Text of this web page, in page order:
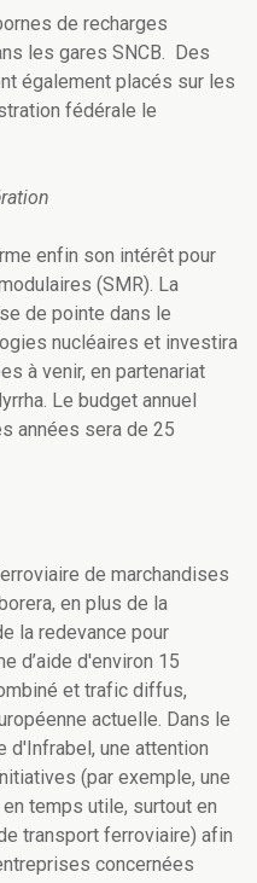
de recharges
les gares SNCB. Des
également placés sur les
fédérale le
enfin son intérêt pour
(SMR). La
de pointe dans le
nucléaires et investira
à venir, en partenariat
Le budget annuel
années sera de 25
de marchandises
en plus de la
la redevance pour
d’aide d'environ 15
et trafic diffus,
actuelle. Dans le
d'Infrabel, une attention
(par exemple, une
temps utile, surtout en
transport ferroviaire) afin
concernées